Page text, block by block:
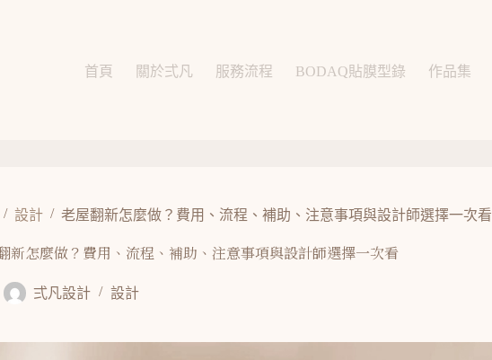
首頁 關於弍凡 服務流程 BODAQ貼膜型錄 作品集
/ 設計 / 老屋翻新怎麼做？費用、流程、補助、注意事項與設計師選擇一次看
新怎麼做？費用、流程、補助、注意事項與設計師選擇一次看
弍凡設計 設計